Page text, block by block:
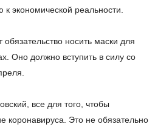
экономической реальности.
обязательство носить маски для
Оно должно вступить в силу со
все для того, чтобы
коронавируса. Это не обязательно